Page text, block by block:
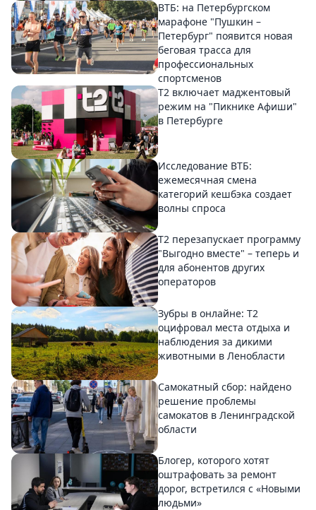
ВТБ: на Петербургском
марафоне "Пушкин –
Петербург" появится новая
беговая трасса для
профессиональных
спортсменов
Т2 включает маджентовый
режим на "Пикнике Афиши"
в Петербурге
Исследование ВТБ:
ежемесячная смена
категорий кешбэка создает
волны спроса
Т2 перезапускает программу
"Выгодно вместе" – теперь и
для абонентов других
операторов
Зубры в онлайне: Т2
оцифровал места отдыха и
наблюдения за дикими
животными в Ленобласти
Самокатный сбор: найдено
решение проблемы
самокатов в Ленинградской
области
Блогер, которого хотят
оштрафовать за ремонт
дорог, встретился с «Новыми
людьми»